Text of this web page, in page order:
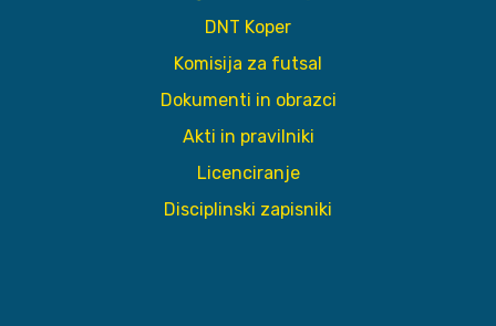
DNT Koper
Komisija za futsal
Dokumenti in obrazci
Akti in pravilniki
Licenciranje
Disciplinski zapisniki